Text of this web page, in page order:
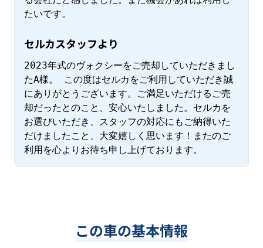
たいです。
セルカスタッフより
2023年式のヴォクシーをご売却していただきまし
たA様。 この度はセルカをご利用していただき誠
にありがとうございます。ご満足いただけるご売
却だったとのこと、安心いたしました。セルカを
お選びいただき、スタッフの対応にもご納得いた
だけましたこと、大変嬉しく思います！またのご
利用を心よりお待ち申し上げております。
この車の基本情報